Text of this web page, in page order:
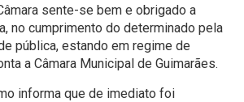
sente-se bem e obrigado a
no cumprimento do determinado pela
pública, estando em regime de
a Câmara Municipal de Guimarães.
informa que de imediato foi